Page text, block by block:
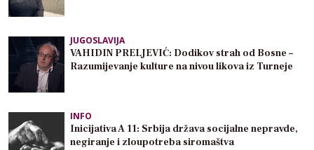
JUGOSLAVIJA
VAHIDIN PRELJEVIĆ: Dodikov strah od Bosne –
Razumijevanje kulture na nivou likova iz Turneje
INFO
Inicijativa A 11: Srbija država socijalne nepravde,
negiranje i zloupotreba siromaštva